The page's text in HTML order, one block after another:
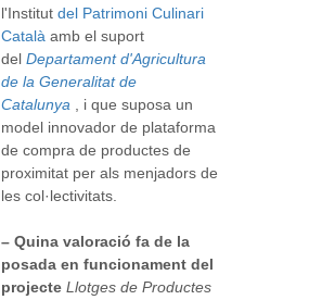
l'Institut del Patrimoni Culinari
Català amb el suport
del Departament d'Agricultura
de la Generalitat de
Catalunya , i que suposa un
model innovador de plataforma
de compra de productes de
proximitat per als menjadors de
les col·lectivitats.
– Quina valoració fa de la
posada en funcionament del
projecte Llotges de Productes